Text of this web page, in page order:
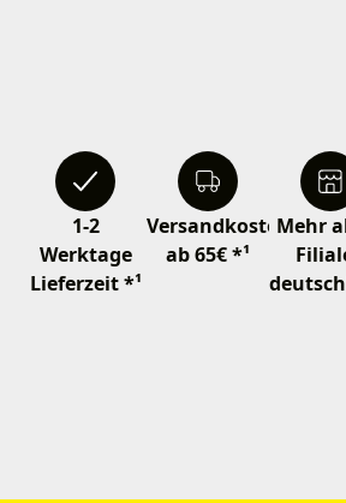
1-2
Werktage
Lieferzeit *¹
Versandkostenfrei
ab 65€ *¹
Mehr